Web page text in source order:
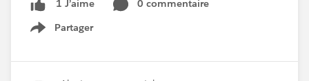
1 J’aime
0 commentaire
Partager
Show menu